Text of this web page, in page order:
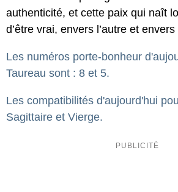
authenticité, et cette paix qui naît
d’être vrai, envers l’autre et
Les numéros porte-bonheur
Taureau sont : 8 et 5.
Les compatibilités d'aujourd'hui
Sagittaire et Vierge.